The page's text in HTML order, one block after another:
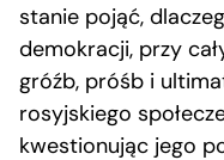
stanie pojąć,
demokracji, przy
gróźb, próśb i
rosyjskiego
kwestionując jego